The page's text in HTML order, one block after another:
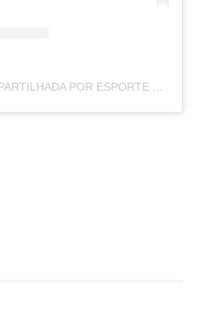
UMA PUBLICAÇÃO COMPARTILHADA POR ESPORTE CLUBE VITÓRIA (@ECVITORIA)